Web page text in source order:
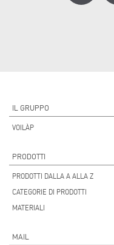
IL GRUPPO
VOILÀP
PRODOTTI
PRODOTTI DALLA A ALLA Z
CATEGORIE DI PRODOTTI
MATERIALI
MAIL